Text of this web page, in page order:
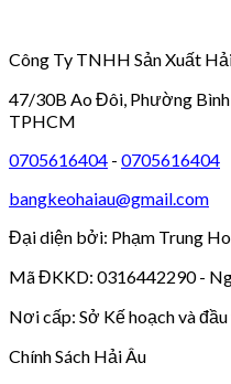
Công Ty TNHH Sản Xuất
47/30B Ao Đôi, Phường
TPHCM
0705616404 - 0705616404
bangkeohaiau@gmail.com
Đại diện bởi: Phạm Trung
Mã ĐKKD: 0316442290 -
Nơi cấp: Sở Kế hoạch và
Chính Sách Hải Âu